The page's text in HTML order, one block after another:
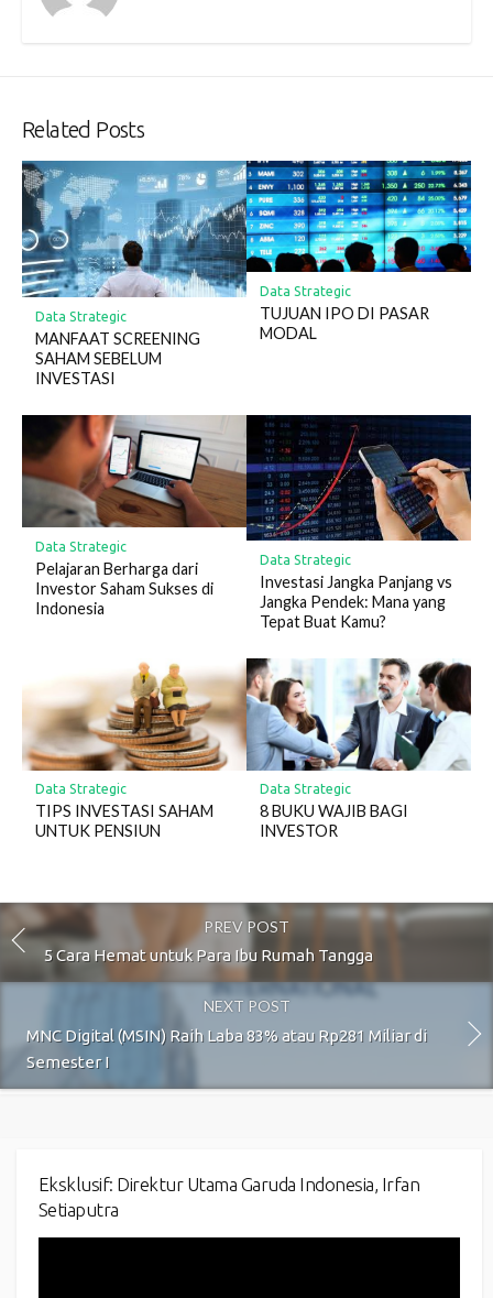
Related Posts
Data Strategic
MANFAAT SCREENING
SAHAM SEBELUM
INVESTASI
Data Strategic
TUJUAN IPO DI PASAR
MODAL
Data Strategic
Pelajaran Berharga dari
Investor Saham Sukses di
Indonesia
Data Strategic
Investasi Jangka Panjang vs
Jangka Pendek: Mana yang
Tepat Buat Kamu?
Data Strategic
TIPS INVESTASI SAHAM
UNTUK PENSIUN
Data Strategic
8 BUKU WAJIB BAGI
INVESTOR
PREV POST
5 Cara Hemat untuk Para Ibu Rumah Tangga
NEXT POST
MNC Digital (MSIN) Raih Laba 83% atau Rp281 Miliar di
Semester I
Eksklusif: Direktur Utama Garuda Indonesia, Irfan
Setiaputra